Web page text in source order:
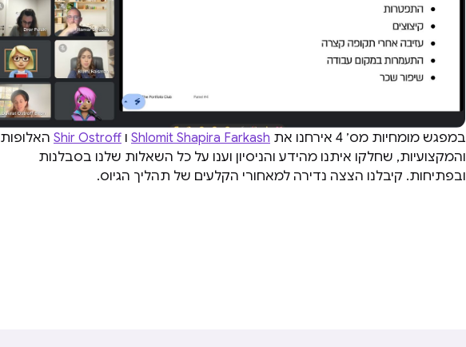
במפגש מומחיות מס׳ 4 אירחנו את Shlomit Shapira Farkash ו Shir Ostroff האלופות
והמקצועיות, שחלקו איתנו מהידע והניסיון וענו על כל השאלות שלנו בסבלנות
ובפתיחות. קיבלנו הצצה נדירה למאחורי הקלעים של תהליך הגיוס.